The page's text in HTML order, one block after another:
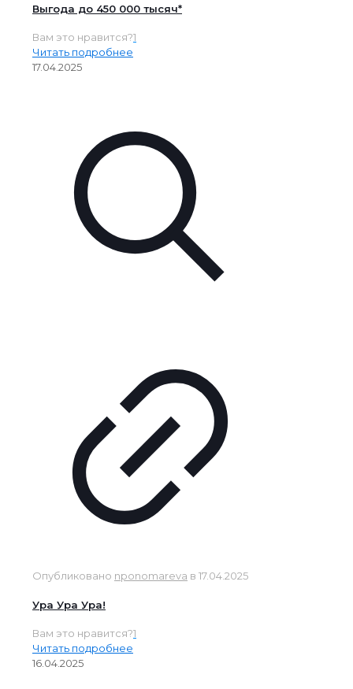
Выгода до 450 000 тысяч*
Вам это нравится?1
Читать подробнее
17.04.2025
Опубликовано nponomareva в 17.04.2025
Ура Ура Ура!
Вам это нравится?1
Читать подробнее
16.04.2025